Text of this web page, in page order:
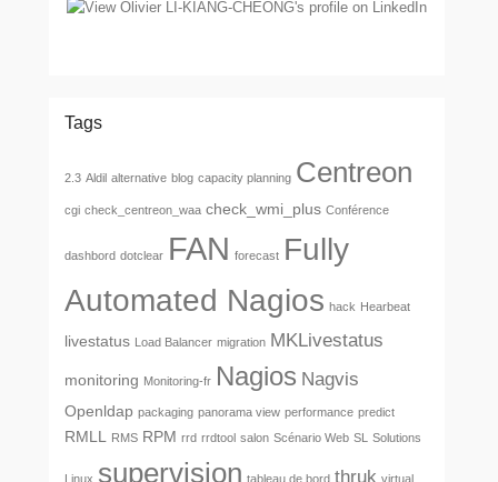
Tags
2.3 Aldil alternative blog capacity planning Centreon
cgi check_centreon_waa check_wmi_plus Conférence
dashbord dotclear FAN forecast Fully
Automated Nagios hack Hearbeat
livestatus Load Balancer migration MKLivestatus
monitoring Monitoring-fr Nagios Nagvis
Openldap packaging panorama view performance predict
RMLL RMS RPM rrd rrdtool salon Scénario Web SL Solutions
Linux supervision tableau de bord thruk virtual